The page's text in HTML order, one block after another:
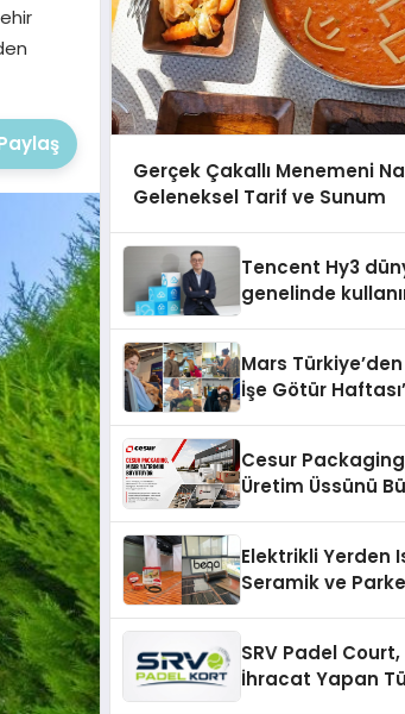
Gerçek Çakallı Menemeni
Geleneksel Tarif ve Sunum
Tencent Hy3
genelinde
Mars
İşe Götür
Cesur Packaging,
Üretim Üssünü
Elektrikli Yerden
Seramik ve
SRV Padel
İhracat Yapan